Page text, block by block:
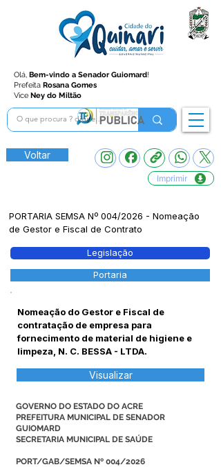
Olá, Bem-vindo a Senador Guiomard!
Prefeita Rosana Gomes
Vice Ney do Miltão
Voltar
Imprimir
PORTARIA SEMSA Nº 004/2026 - Nomeação
de Gestor e Fiscal de Contrato
Legislação
Portaria
Nomeação do Gestor e Fiscal de
contratação de empresa para
fornecimento de material de higiene e
limpeza, N. C. BESSA - LTDA.
Visualizar
GOVERNO DO ESTADO DO ACRE
PREFEITURA MUNICIPAL DE SENADOR
GUIOMARD
SECRETARIA MUNICIPAL DE SAÚDE
PORT/GAB/SEMSA Nº 004/2026